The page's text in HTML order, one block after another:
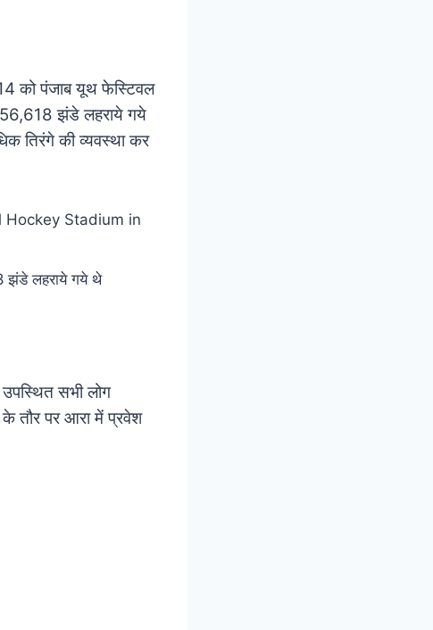
को पंजाब यूथ फेस्टिवल
56,618 झंडे लहराये गये
तिरंगे की व्यवस्था कर
झंडे लहराये गये थे
सभी लोग
के तौर पर आरा में प्रवेश